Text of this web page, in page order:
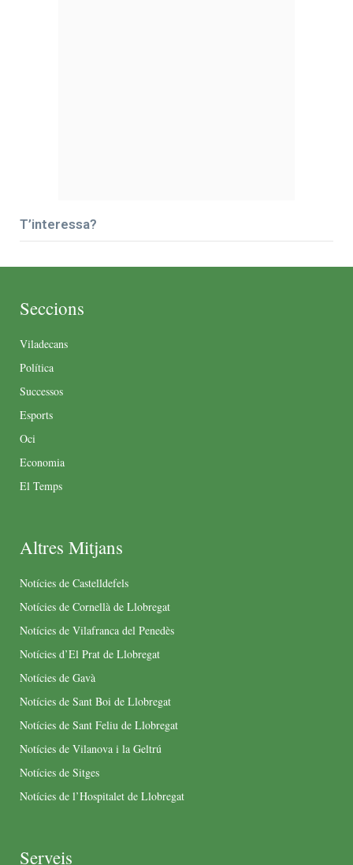
T’interessa?
Seccions
Viladecans
Política
Successos
Esports
Oci
Economia
El Temps
Altres Mitjans
Notícies de Castelldefels
Notícies de Cornellà de Llobregat
Notícies de Vilafranca del Penedès
Notícies d’El Prat de Llobregat
Notícies de Gavà
Notícies de Sant Boi de Llobregat
Notícies de Sant Feliu de Llobregat
Notícies de Vilanova i la Geltrú
Notícies de Sitges
Notícies de l’Hospitalet de Llobregat
Serveis